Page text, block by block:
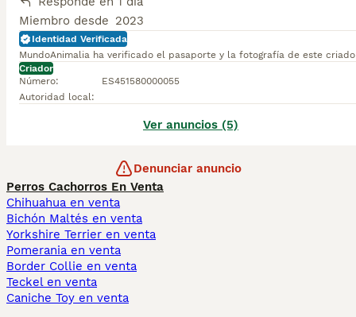
Miembro desde 2023
Identidad Verificada
MundoAnimalia ha verificado el pasaporte y la fotografía de este
Criador
Número:
ES451580000055
Autoridad local:
Ver anuncios (5)
Denunciar anuncio
Perros Cachorros En Venta
Chihuahua en venta
Bichón Maltés en venta
Yorkshire Terrier en venta
Pomerania en venta
Border Collie en venta
Teckel en venta
Caniche Toy en venta